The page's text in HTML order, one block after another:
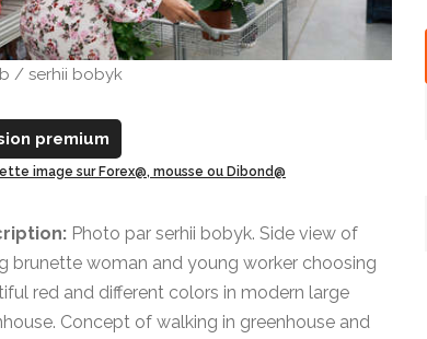
/ serhii bobyk
premium
image sur Forex@, mousse ou Dibond@
Photo par serhii bobyk. Side view of
brunette woman and young worker choosing
red and different colors in modern large
Concept of walking in greenhouse and